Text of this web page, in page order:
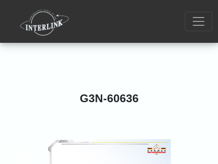
G3N-60636